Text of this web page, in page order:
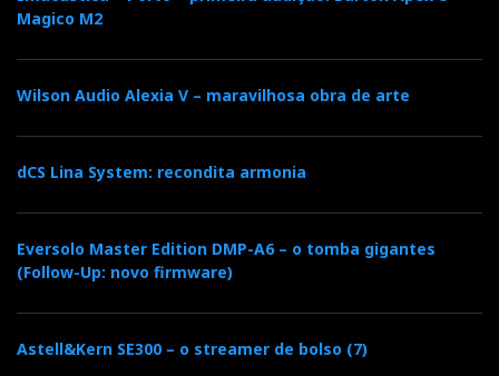
Ao longo dos últimos 25 anos a dCS acumulou um
elevado número de prémios, incluindo:
2011 2010, 2008
• Stereophile ‘Product of the Year’ – 2011, 2010,
2005, 2003, 2001, 2000, 1997
• Stereophile ‘Digital Source Component of the Year’
• Stereo Sound Grand Prix Winner – 2015, 2008,
Magico M2
Wilson Audio Alexia V – maravilhosa obra de arte
dCS Lina System: recondita armonia
Eversolo Master Edition DMP-A6 – o tomba gigantes
(Follow-Up: novo firmware)
Astell&Kern SE300 – o streamer de bolso (7)